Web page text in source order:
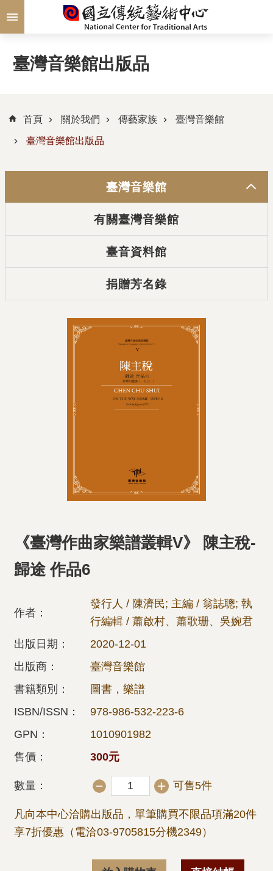
跳到主要內容區塊
臺灣音樂館出版品
首頁 關於我們 傳藝家族 臺灣音樂館
臺灣音樂館出版品
臺灣音樂館
有關臺灣音樂館
臺音資料館
捐贈芳名錄
《臺灣作曲家樂譜叢輯V》 陳主稅-
歸途 作品6
作者：
發行人 / 陳濟民; 主編 / 翁誌聰; 執
行編輯 / 蕭啟村、蕭歌珊、吳婉君
出版日期：
2020-12-01
出版商：
臺灣音樂館
書籍類別：
圖書，樂譜
ISBN/ISSN：
978-986-532-223-6
GPN：
1010901982
售價：
300元
數量： 可售5件
凡向本中心洽購出版品，單筆購買不限品項滿20件
享7折優惠（電洽03-9705815分機2349）